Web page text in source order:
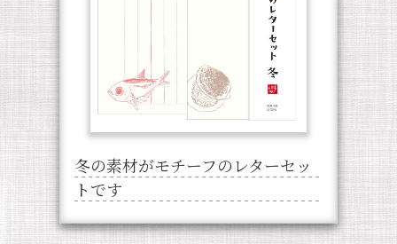
冬の素材がモチーフのレターセッ
トです